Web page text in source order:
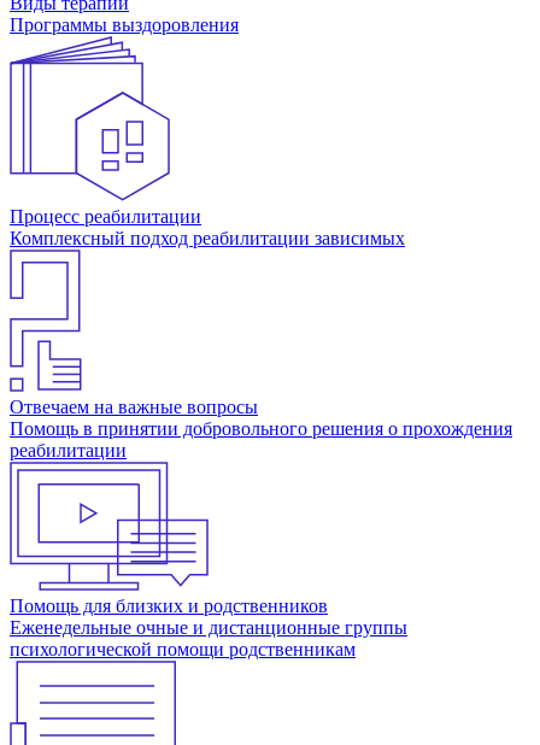
Программы выздоровления
Процесс реабилитации
Комплексный подход реабилитации зависимых
Отвечаем на важные вопросы
Помощь в принятии добровольного решения о прохождения
реабилитации
Помощь для близких и родственников
Еженедельные очные и дистанционные группы
психологической помощи родственникам